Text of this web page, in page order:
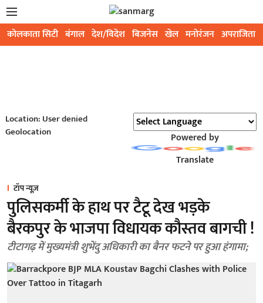
कोलकाता सिटी बंगाल देश/विदेश बिजनेस खेल मनोरंजन अपराजिता
Location: User denied
Geolocation
Powered by
Translate
टॉप न्यूज़
पुलिसकर्मी के हाथ पर टैटू देख भड़के
बैरकपुर के भाजपा विधायक कौस्तव बागची !
टीटागढ़ में मुख्यमंत्री शुभेंदु अधिकारी का बैनर फटने पर हुआ हंगामा;